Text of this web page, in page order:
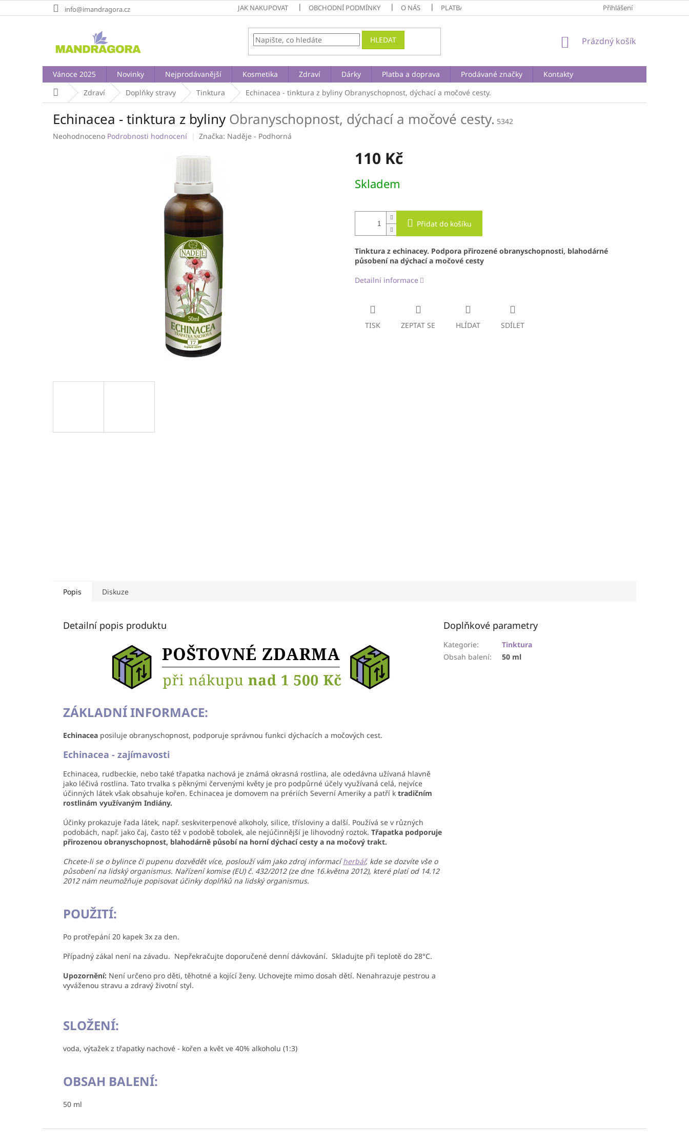
na
info@imandragora.cz JAK NAKUPOVAT OBCHODNÍ PODMÍNKY O NÁS PLATBA A DOPRAVA PODMÍNKY OCHRANY OSOBNÍCH ÚDAJŮ
Přihlášení
HLEDAT
NÁKUPNÍ
Prázdný košík
Vánoce 2025 Novinky Nejprodávanější Kosmetika Zdraví Dárky Platba a doprava Prodávané značky
Kontakty
Domů Zdraví Doplňky stravy Tinktura Echinacea - tinktura z byliny Obranyschopnost, dýchací a močové cesty.
Echinacea - tinktura z byliny Obranyschopnost, dýchací a močové cesty. 5342
Průměrné
Neohodnoceno Podrobnosti hodnocení Značka: Naděje - Podhorná
110 Kč
cena:
Skladem
Přidat do košíku
Tinktura z echinacey. Podpora přirozené obranyschopnosti, blahodárné
působení na dýchací a močové cesty
Detailní informace
TISK ZEPTAT SE HLÍDAT SDÍLET
Popis Diskuze
Detailní popis produktu
ZÁKLADNÍ INFORMACE:
Echinacea posiluje obranyschopnost, podporuje správnou funkci dýchacích a močových cest.
Echinacea - zajímavosti
Echinacea, rudbeckie, nebo také třapatka nachová je známá okrasná rostlina, ale odedávna užívaná hlavně
jako léčivá rostlina. Tato trvalka s pěknými červenými květy je pro podpůrné účely využívaná celá, nejvíce
účinných látek však obsahuje kořen. Echinacea je domovem na prériích Severní Ameriky a patří k tradičním
rostlinám využívaným Indiány.
Účinky prokazuje řada látek, např. seskviterpenové alkoholy, silice, třísloviny a další. Používá se v různých
podobách, např. jako čaj, často též v podobě tobolek, ale nejúčinnější je lihovodný roztok. Třapatka podporuje
přirozenou obranyschopnost, blahodárně působí na horní dýchací cesty a na močový trakt.
Chcete-li se o bylince či pupenu dozvědět více, poslouží vám jako zdroj informacíherbář, kde se dozvíte vše o
působení na lidský organismus. Nařízení komise (EU) č. 432/2012 (ze dne 16.května 2012), které platí od 14.12
2012 nám neumožňuje popisovat účinky doplňků na lidský organismus.
POUŽITÍ:
Po protřepání 20 kapek 3x za den.
Případný zákal není na závadu. Nepřekračujte doporučené denní dávkování. Skladujte při teplotě do 28°C.
Upozornění: Není určeno pro děti, těhotné a kojící ženy. Uchovejte mimo dosah dětí. Nenahrazuje pestrou a
vyváženou stravu a zdravý životní styl.
SLOŽENÍ:
voda, výtažek z třapatky nachové - kořen a květ ve 40% alkoholu (1:3)
OBSAH BALENÍ:
50 ml
Doplňkové parametry
Kategorie:
Tinktura
Obsah balení: 50 ml